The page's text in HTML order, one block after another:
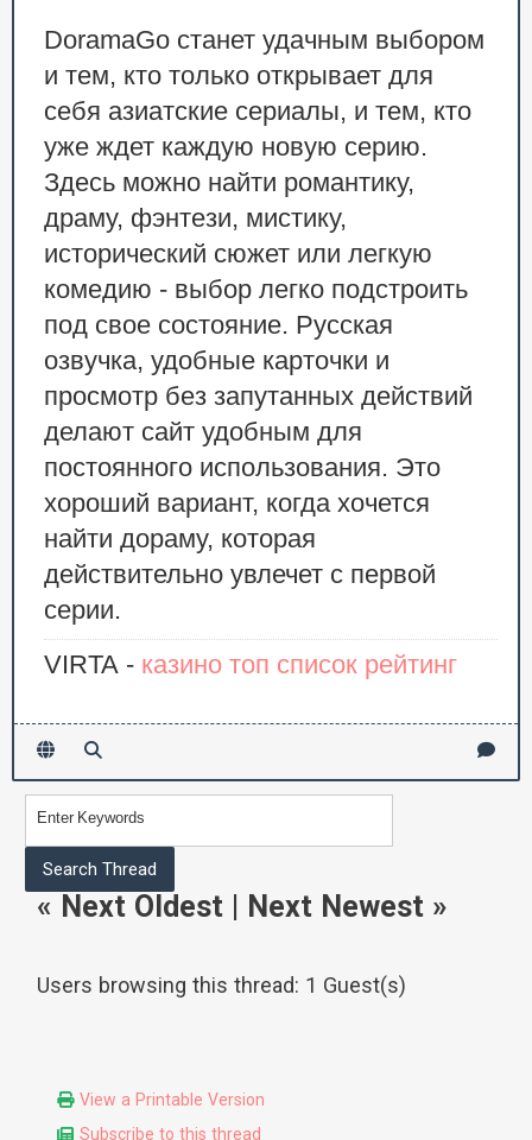
DoramaGo станет удачным выбором
и тем, кто только открывает для
себя азиатские сериалы, и тем, кто
уже ждет каждую новую серию.
Здесь можно найти романтику,
драму, фэнтези, мистику,
исторический сюжет или легкую
комедию - выбор легко подстроить
под свое состояние. Русская
озвучка, удобные карточки и
просмотр без запутанных действий
делают сайт удобным для
постоянного использования. Это
хороший вариант, когда хочется
найти дораму, которая
действительно увлечет с первой
серии.
VIRTA -казино топ список рейтинг
« Next Oldest| Next Newest»
Users browsing this thread: 1 Guest(s)
View a Printable Version